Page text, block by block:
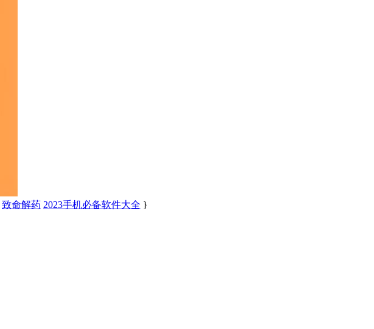
致命解药 2023手机必备软件大全 }